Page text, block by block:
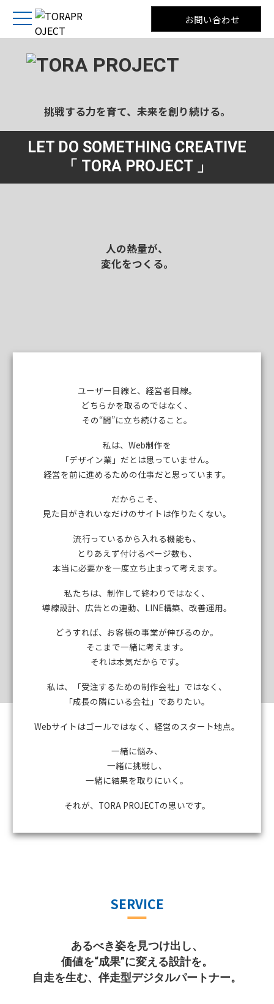
お問い合わせ
挑戦する力を育て、未来を創り続ける。
LET DO SOMETHING CREATIVE
「 TORA PROJECT 」
人の熱量が、
変化をつくる。
ユーザー目線と、経営者目線。
どちらかを取るのではなく、
その“間”に立ち続けること。
私は、Web制作を
「デザイン業」だとは思っていません。
経営を前に進めるための仕事だと思っています。
だからこそ、
見た目がきれいなだけのサイトは作りたくない。
流行っているから入れる機能も、
とりあえず付けるページ数も、
本当に必要かを一度立ち止まって考えます。
私たちは、制作して終わりではなく、
導線設計、広告との連動、LINE構築、改善運用。
どうすれば、お客様の事業が伸びるのか。
そこまで一緒に考えます。
それは本気だからです。
私は、「受注するための制作会社」ではなく、
「成長の隣にいる会社」でありたい。
Webサイトはゴールではなく、経営のスタート地点。
一緒に悩み、
一緒に挑戦し、
一緒に結果を取りにいく。
それが、TORA PROJECTの思いです。
SERVICE
あるべき姿を見つけ出し、
価値を“成果”に変える設計を。
自走を生む、伴走型デジタルパートナー。